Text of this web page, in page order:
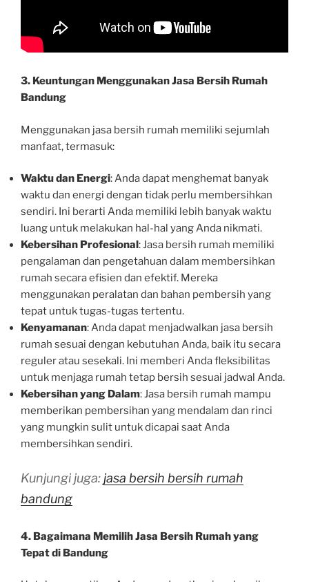
3. Keuntungan Menggunakan Jasa Bersih Rumah
Bandung
Menggunakan jasa bersih rumah memiliki sejumlah
manfaat, termasuk:
Waktu dan Energi: Anda dapat menghemat banyak
waktu dan energi dengan tidak perlu membersihkan
sendiri. Ini berarti Anda memiliki lebih banyak waktu
luang untuk melakukan hal-hal yang Anda nikmati.
Kebersihan Profesional: Jasa bersih rumah memiliki
pengalaman dan pengetahuan dalam membersihkan
rumah secara efisien dan efektif. Mereka
menggunakan peralatan dan bahan pembersih yang
tepat untuk tugas-tugas tertentu.
Kenyamanan: Anda dapat menjadwalkan jasa bersih
rumah sesuai dengan kebutuhan Anda, baik itu secara
reguler atau sesekali. Ini memberi Anda fleksibilitas
untuk menjaga rumah tetap bersih sesuai jadwal Anda.
Kebersihan yang Dalam: Jasa bersih rumah mampu
memberikan pembersihan yang mendalam dan rinci
yang mungkin sulit untuk dicapai saat Anda
membersihkan sendiri.
Kunjungi juga: jasa bersih bersih rumah
bandung
4. Bagaimana Memilih Jasa Bersih Rumah yang
Tepat di Bandung